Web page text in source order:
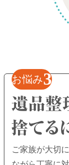
お悩み3
ご家族が大切